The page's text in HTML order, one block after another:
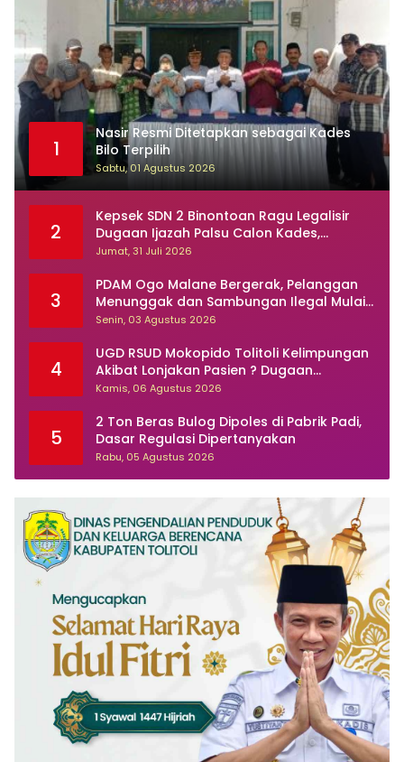
1
Nasir Resmi Ditetapkan sebagai Kades
Bilo Terpilih
Sabtu, 01 Agustus 2026
2
Kepsek SDN 2 Binontoan Ragu Legalisir
Dugaan Ijazah Palsu Calon Kades,
Kasusnya Dilaporkan Ke Polisi
Jumat, 31 Juli 2026
3
PDAM Ogo Malane Bergerak, Pelanggan
Menunggak dan Sambungan Ilegal Mulai
Ditertibkan
Senin, 03 Agustus 2026
4
UGD RSUD Mokopido Tolitoli Kelimpungan
Akibat Lonjakan Pasien ? Dugaan
Peningkatan Kasus Diare dan Muntaber
Kamis, 06 Agustus 2026
5
2 Ton Beras Bulog Dipoles di Pabrik Padi,
Dasar Regulasi Dipertanyakan
Rabu, 05 Agustus 2026